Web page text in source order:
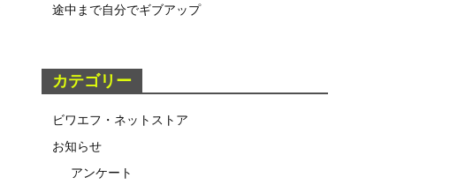
途中まで自分でギブアップ
カテゴリー
ビワエフ・ネットストア
お知らせ
アンケート